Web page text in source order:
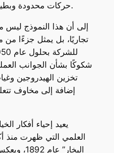
حركات محدودة وبطيئة، مشابهة لتمدد القطط.
تجاريًا، بل يمثل جزءًا من
شكوكًا بشأن الجوانب
تخزين الهيدروجين
إضافة إلى مخاوف
العلمي التي ظهرت منذ
البخار”